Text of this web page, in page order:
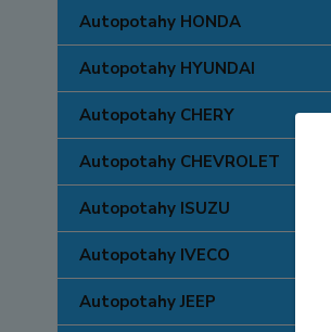
Autopotahy HONDA
Autopotahy HYUNDAI
Autopotahy CHERY
Autopotahy CHEVROLET
Autopotahy ISUZU
Autopotahy IVECO
Autopotahy JEEP